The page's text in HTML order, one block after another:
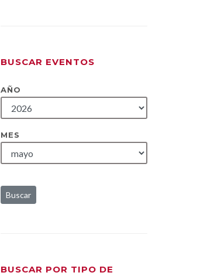
BUSCAR EVENTOS
AÑO
MES
Buscar
BUSCAR POR TIPO DE